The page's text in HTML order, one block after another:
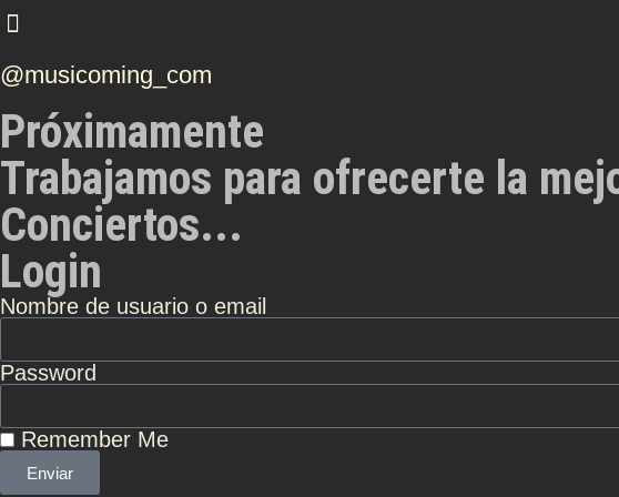
@musicoming_com
Próximamente
Trabajamos para ofrecerte la
Conciertos...
Login
Nombre de usuario o email
Password
Remember Me
Enviar